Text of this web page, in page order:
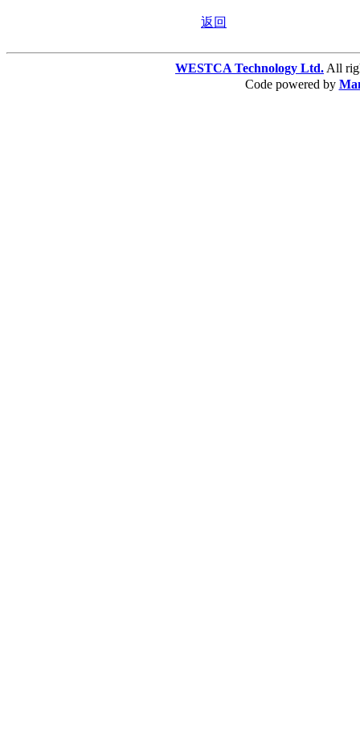
返回
WESTCA Technology Ltd. All
Code powered by